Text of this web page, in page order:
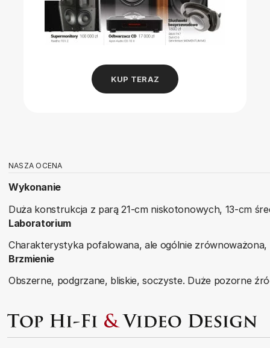
KUP TERAZ
NASZA OCENA
Wykonanie
Duża konstrukcja z parą 21-cm niskotonowych, 13-cm
Laboratorium
Charakterystyka pofalowana, ale ogólnie zrównoważona,
Brzmienie
Obszerne, podgrzane, bliskie, soczyste. Duże pozorne